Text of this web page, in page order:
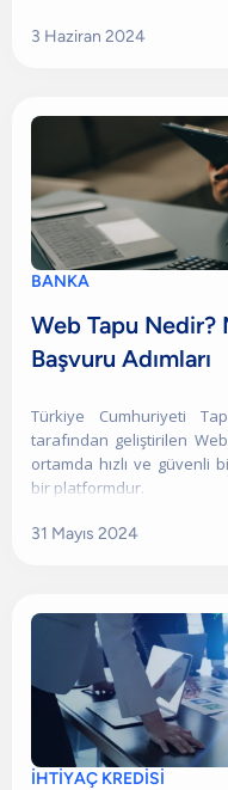
3 Haziran 2024
BANKA
Web Tapu Nedir?
Başvuru Adımları
Türkiye Cumhuriyeti
tarafından geliştirilen
ortamda hızlı ve güvenli
bir platformdur.
31 Mayıs 2024
İHTİYAÇ KREDİSİ